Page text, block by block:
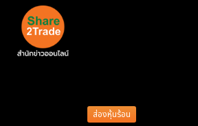
ส่องหุ้นร้อน